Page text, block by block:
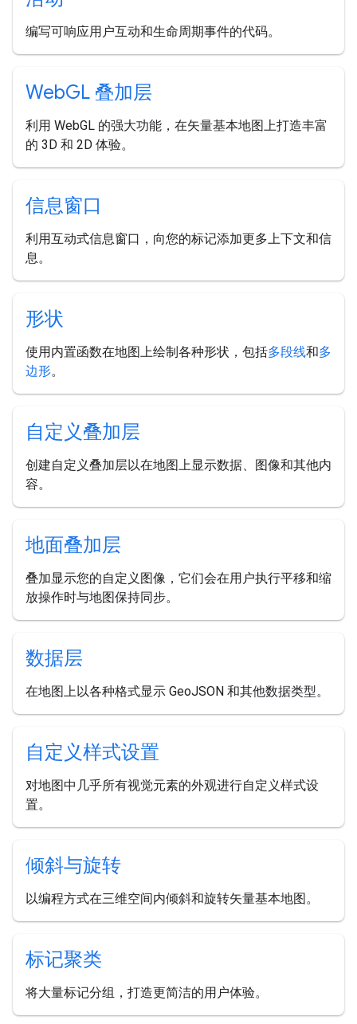
编写可响应用户互动和生命周期事件的代码。
WebGL 叠加层
利用 WebGL 的强大功能，在矢量基本地图上打造丰富
的 3D 和 2D 体验。
信息窗口
利用互动式信息窗口，向您的标记添加更多上下文和信
息。
形状
使用内置函数在地图上绘制各种形状，包括多段线和多
边形。
自定义叠加层
创建自定义叠加层以在地图上显示数据、图像和其他内
容。
地面叠加层
叠加显示您的自定义图像，它们会在用户执行平移和缩
放操作时与地图保持同步。
数据层
在地图上以各种格式显示 GeoJSON 和其他数据类型。
自定义样式设置
对地图中几乎所有视觉元素的外观进行自定义样式设
置。
倾斜与旋转
以编程方式在三维空间内倾斜和旋转矢量基本地图。
标记聚类
将大量标记分组，打造更简洁的用户体验。